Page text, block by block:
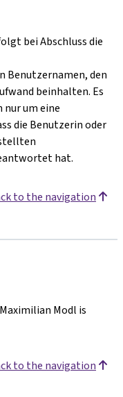
bei Abschluss die
Benutzernamen, den
beinhalten. Es
nur um eine
die Benutzerin oder
hat.
to the navigation
Modl is
to the navigation